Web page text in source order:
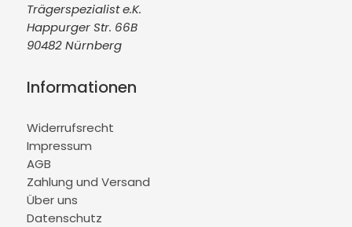
Trägerspezialist e.K.
Happurger Str. 66B
90482 Nürnberg
Informationen
Widerrufsrecht
Impressum
AGB
Zahlung und Versand
Über uns
Datenschutz